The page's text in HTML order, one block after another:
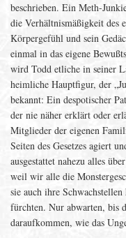
beschrieben. Ein Meth-
die Verhältnismäßigkeit des
Körpergefühl und sein
einmal in das eigene
wird Todd etliche in seiner
heimliche Hauptfigur, der
bekannt: Ein despotischer
der nie näher erklärt oder
Mitglieder der eigenen
Seiten des Gesetzes agiert
ausgestattet nahezu alles
weil wir alle die
sie auch ihre
fürchten. Nur abwarten, bis
daraufkommen, wie das